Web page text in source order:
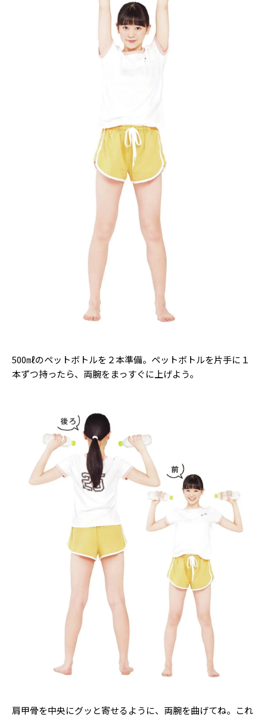
Follow us
500㎖のペットボトルを２本準備。ペットボトルを片手に１
本ずつ持ったら、両腕をまっすぐに上げよう。
肩甲骨を中央にグッと寄せるように、両腕を曲げてね。これ